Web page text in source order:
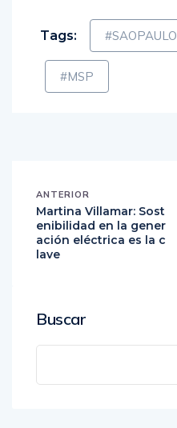
Tags: #SAOPAULO
#MSP
ANTERIOR
Martina Villamar: Sost
enibilidad en la gener
ación eléctrica es la c
lave
Buscar